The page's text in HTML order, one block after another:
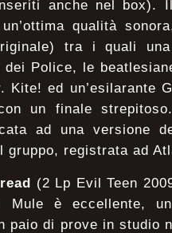
anche nel box).
qualità
tra i quali
dei Police, le
Kite! ed un’esilarante
un finale
ad una versione
gruppo, registrata ad
(2 Lp Evil Teen
Mule è eccellente,
paio di prove in studio